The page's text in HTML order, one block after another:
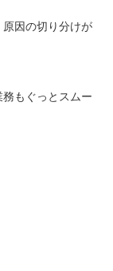
因の切り分けが
もぐっとスムー